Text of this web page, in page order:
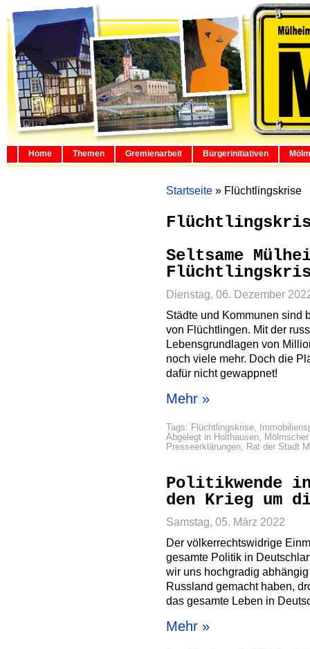
Home Themen Gremienarbeit Bürgerinitiativen
Startseite » Flüchtlingskrise
Seltsame
Dienstag, 06. Dezember
Städte und Kommunen sind
von Flüchtlingen. Mit der
Lebensgrundlagen von
noch viele mehr. Doch die
dafür nicht gewappnet!
Mehr »
Tags: Flüchtlingskrise,
Abgelegt in Holthausen,
Presseerklärungen, Rat der Stadt
Politikwende
den Krieg um
Samstag, 05. März 2022
Der völkerrechtswidrige
gesamte Politik in
wir uns hochgradig
Russland gemacht haben,
das gesamte Leben in
Mehr »